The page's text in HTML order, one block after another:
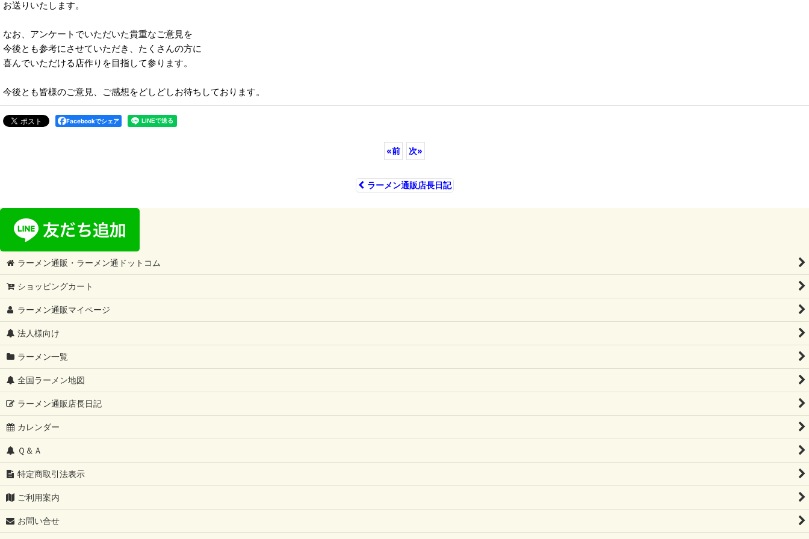
お送りいたします。
なお、アンケートでいただいた貴重なご意見を
今後とも参考にさせていただき、たくさんの方に
喜んでいただける店作りを目指して参ります。
今後とも皆様のご意見、ご感想をどしどしお待ちしております。
Facebookでシェア
«前 次»
ラーメン通販店長日記
ラーメン通販・ラーメン通ドットコム
ショッピングカート
ラーメン通販マイページ
法人様向け
ラーメン一覧
全国ラーメン地図
ラーメン通販店長日記
カレンダー
Ｑ＆Ａ
特定商取引法表示
ご利用案内
お問い合せ